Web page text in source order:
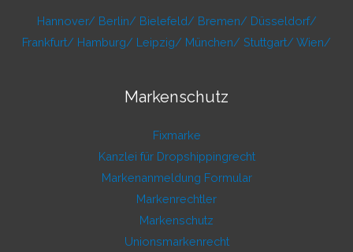
Hannover/ Berlin/ Bielefeld/ Bremen/ Düsseldorf/
Frankfurt/ Hamburg/ Leipzig/ München/ Stuttgart/ Wien/
Markenschutz
Fixmarke
Kanzlei für Dropshippingrecht
Markenanmeldung Formular
Markenrechtler
Markenschutz
Unionsmarkenrecht